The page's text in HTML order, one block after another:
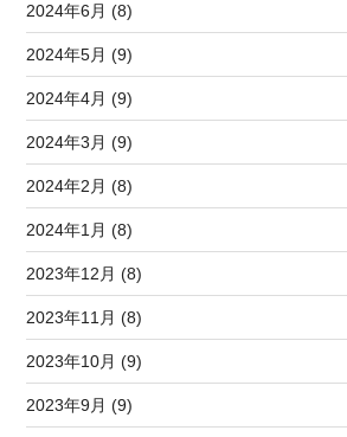
2024年6月 (8)
2024年5月 (9)
2024年4月 (9)
2024年3月 (9)
2024年2月 (8)
2024年1月 (8)
2023年12月 (8)
2023年11月 (8)
2023年10月 (9)
2023年9月 (9)